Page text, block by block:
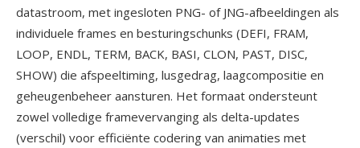
datastroom, met ingesloten PNG- of JNG-afbeeldingen als
individuele frames en besturingschunks (DEFI, FRAM,
LOOP, ENDL, TERM, BACK, BASI, CLON, PAST, DISC,
SHOW) die afspeeltiming, lusgedrag, laagcompositie en
geheugenbeheer aansturen. Het formaat ondersteunt
zowel volledige framevervanging als delta-updates
(verschil) voor efficiënte codering van animaties met